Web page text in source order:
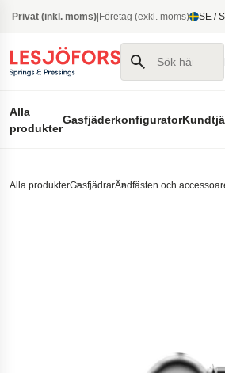
Privat (inkl. moms) Företag (exkl. moms) SE /
Sök här
Alla
produkter
Gasfjäderkonfigurator
Alla produkterGasfjädrarÄndfästen och